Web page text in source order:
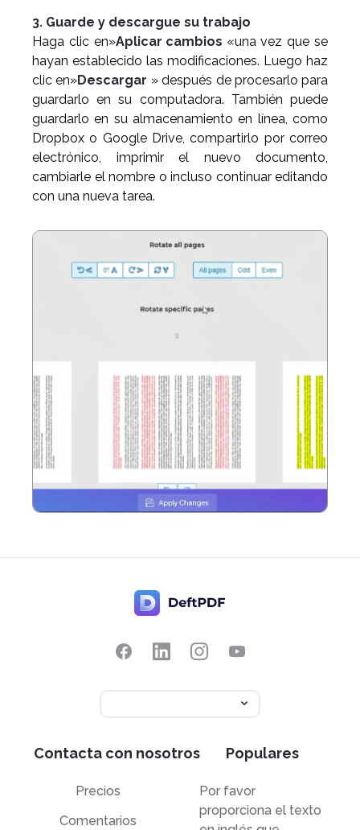
3. Guarde y descargue su trabajo
Haga clic en»Aplicar cambios «una vez que se
hayan establecido las modificaciones. Luego haz
clic en»Descargar » después de procesarlo para
guardarlo en su computadora. También puede
guardarlo en su almacenamiento en línea, como
Dropbox o Google Drive, compartirlo por correo
electrónico, imprimir el nuevo documento,
cambiarle el nombre o incluso continuar editando
con una nueva tarea.
Contacta con nosotros
Precios
Comentarios
Populares
Por favor
proporciona el texto